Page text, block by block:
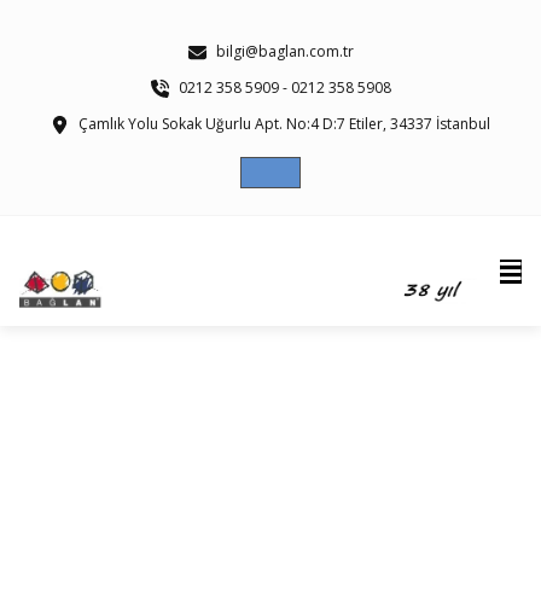
bilgi@baglan.com.tr
0212 358 5909 - 0212 358 5908
Çamlık Yolu Sokak Uğurlu Apt. No:4 D:7 Etiler, 34337 İstanbul